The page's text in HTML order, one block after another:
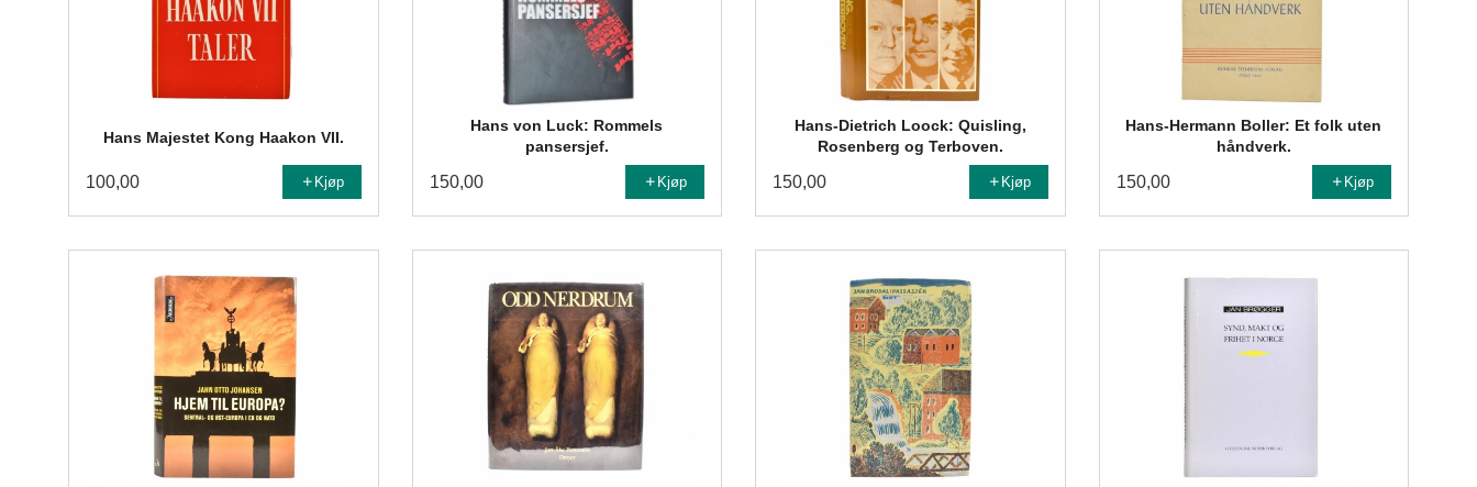
Hans Majestet Kong Haakon VII.
100,00 Kjøp
Hans von Luck: Rommels
pansersjef.
150,00 Kjøp
Hans-Dietrich Loock: Quisling,
Rosenberg og Terboven.
150,00 Kjøp
Hans-Hermann Boller: Et folk uten
håndverk.
150,00 Kjøp